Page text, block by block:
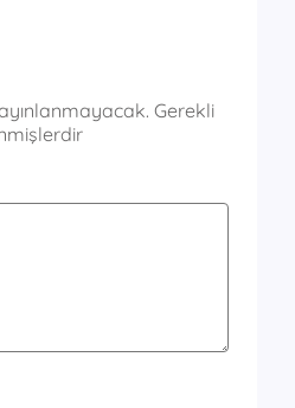
Gerekli